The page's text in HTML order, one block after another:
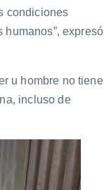
condiciones
expresó
u hombre no tiene
incluso de